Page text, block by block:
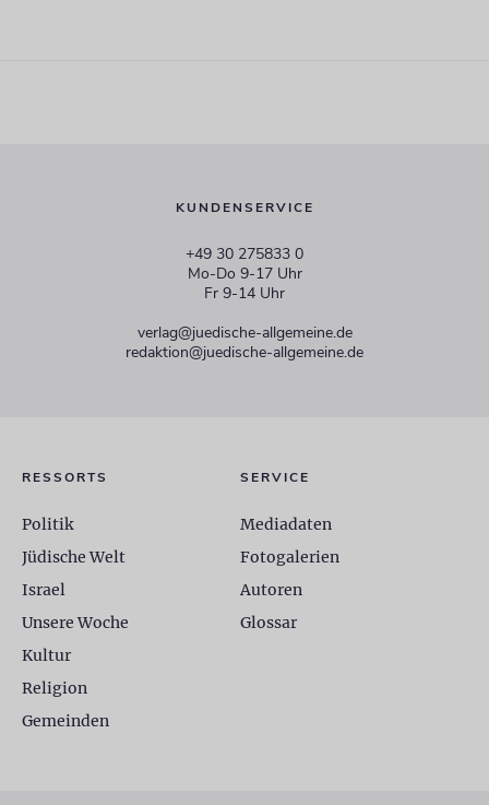
KUNDENSERVICE
+49 30 275833 0
Mo-Do 9-17 Uhr
Fr 9-14 Uhr
verlag@juedische-allgemeine.de
redaktion@juedische-allgemeine.de
RESSORTS
Politik
Jüdische Welt
Israel
Unsere Woche
Kultur
Religion
Gemeinden
SERVICE
Mediadaten
Fotogalerien
Autoren
Glossar